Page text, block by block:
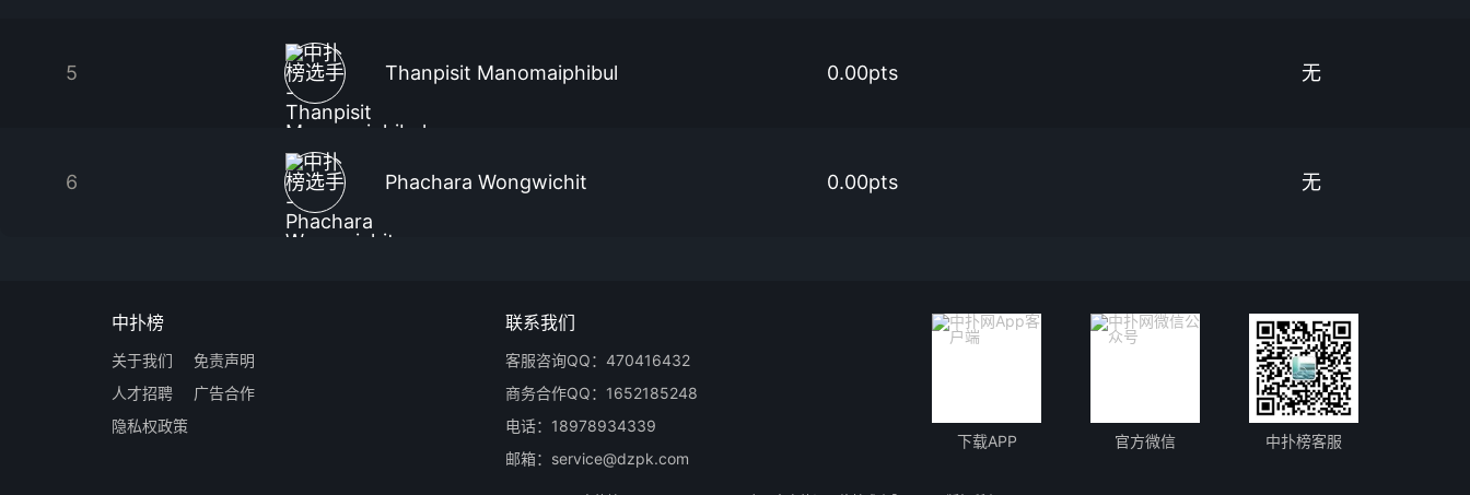
5 Thanpisit Manomaiphibul 0.00pts 无
6 Phachara Wongwichit 0.00pts 无
中扑榜
关于我们
免责声明
人才招聘
广告合作
隐私权政策
联系我们
客服咨询QQ：470416432
商务合作QQ：1652185248
电话：18978934339
邮箱：service@dzpk.com
下载APP 官方微信 中扑榜客服